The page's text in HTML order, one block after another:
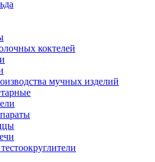
коктелей
мучных изделий